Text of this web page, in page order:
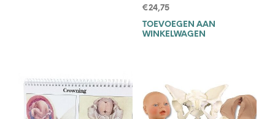
€24,75
TOEVOEGEN AAN
WINKELWAGEN